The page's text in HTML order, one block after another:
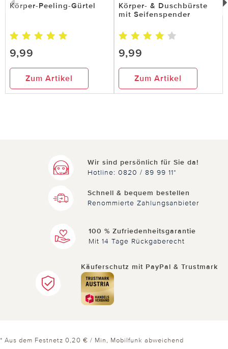
Körper-Peeling-Gürtel
9,99
Zum Artikel
Körper- & Duschbürste
mit Seifenspender
9,99
Zum Artikel
Wir sind persönlich für Sie da!
Hotline: 0820 / 89 99 11*
Schnell & bequem bestellen
Renommierte Zahlungsanbieter
100 % Zufriedenheitsgarantie
Mit 14 Tage Rückgaberecht
Käuferschutz mit PayPal & Trustmark
* Aus dem Festnetz 0,20 € / Min, Mobilfunk abweichend